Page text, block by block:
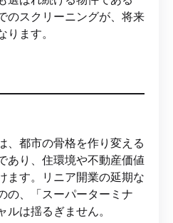
のスクリーニングが、将来
ます。
、都市の骨格を作り変える
あり、住環境や不動産価値
ます。リニア開業の延期な
の、「スーパーターミナ
は揺るぎません。